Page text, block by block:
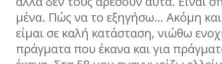
µένα. Πώς να το εξηγήσω… Ακόµη
είµαι σε καλή κατάσταση, νιώθω
πράγµατα που έκανα και για